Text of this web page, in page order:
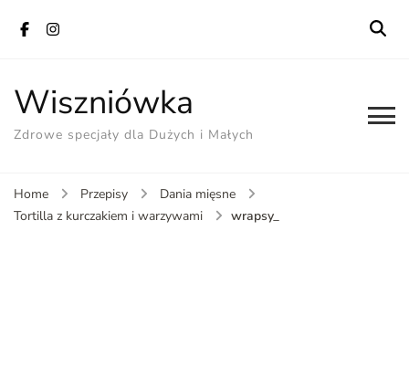
Wiszniówka
Zdrowe specjały dla Dużych i Małych
Home Przepisy
Dania mięsne
Tortilla z kurczakiem i warzywami
wrapsy_